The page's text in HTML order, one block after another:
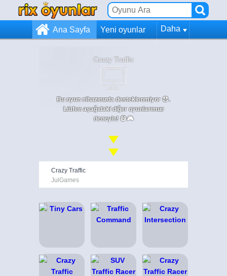
Ana Sayfa Yeni oyunlar Daha
Crazy Traffic
Bu oyun cihazınızda desteklenmiyor 😞.
Lütfen aşağıdaki diğer oyunlarımızı
deneyin! 😄🎮
Crazy Traffic
JulGames